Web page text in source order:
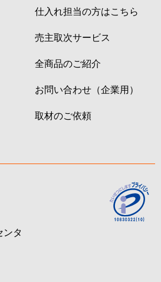
仕入れ担当の方はこちら
売主取次サービス
全商品のご紹介
お問い合わせ（企業用）
取材のご依頼
ンタ